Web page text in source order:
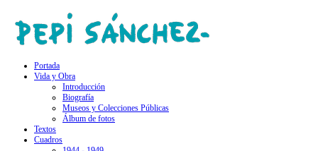
Portada
Vida y Obra
Introducción
Biografía
Museos y Colecciones Públicas
Álbum de fotos
Textos
Cuadros